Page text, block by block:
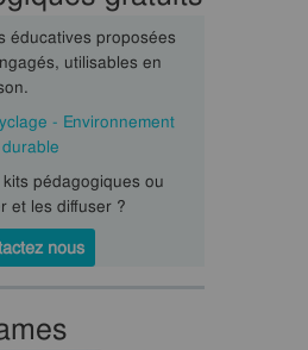
éducatives proposées
utilisables en
- Environnement
pédagogiques ou
et les diffuser ?
nous